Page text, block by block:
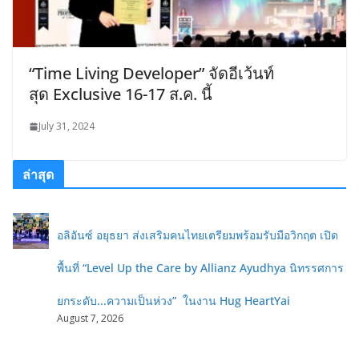
“Time Living Developer” จัดอีเว้นท์
สุด Exclusive 16-17 ส.ค. นี้
July 31, 2024
ล่าสุด
อลิอันซ์ อยุธยา ส่งเสริมคนไทยเตรียมพร้อมรับมือวิกฤต เปิด
พื้นที่ “Level Up the Care by Allianz Ayudhya นิทรรศการ
ยกระดับ...ความเป็นห่วง” ในงาน Hug HeartYai
August 7, 2026